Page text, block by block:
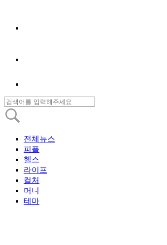
전체뉴스
피플
헬스
라이프
컬처
머니
테마